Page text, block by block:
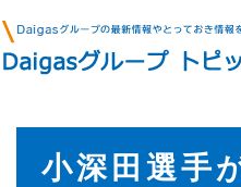
小深田選手